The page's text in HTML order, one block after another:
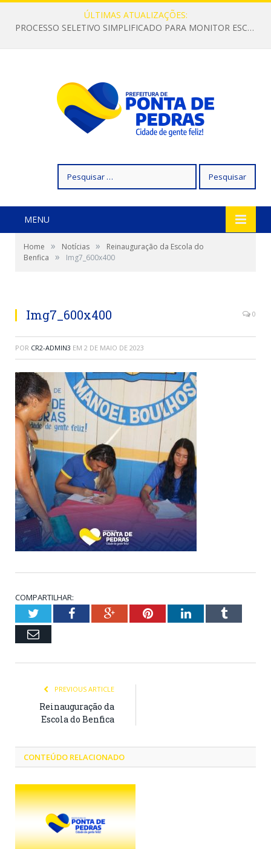
ÚLTIMAS ATUALIZAÇÕES:
PROCESSO SELETIVO SIMPLIFICADO PARA MONITOR ESCOLAR
por:
MENU
Home » Notícias »
Reinauguração da Escola do
Benfica
» Img7_600x400
Img7_600x400 0
POR CR2-ADMIN3 EM 2 DE MAIO DE 2023
COMPARTILHAR:
TwitterFacebookGoogle+PinterestLinkedInTumblr
Email
PREVIOUS ARTICLE
Reinauguração da
Escola do Benfica
CONTEÚDO RELACIONADO